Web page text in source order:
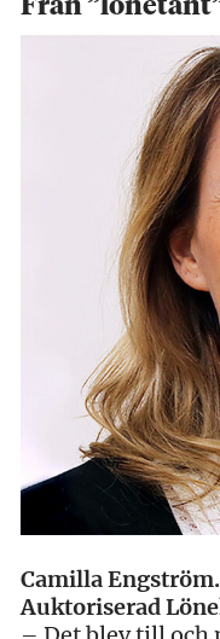
Från
Camilla
Auktoriserad